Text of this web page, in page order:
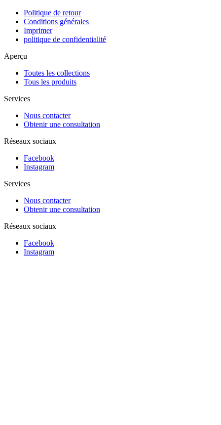
Politique de retour
Conditions générales
Imprimer
politique de confidentialité
Aperçu
Toutes les collections
Tous les produits
Services
Nous contacter
Obtenir une consultation
Réseaux sociaux
Facebook
Instagram
Services
Nous contacter
Obtenir une consultation
Réseaux sociaux
Facebook
Instagram